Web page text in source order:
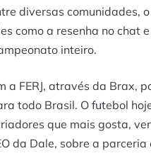
diversas comunidades,
como a resenha no chat
inteiro.
a FERJ, através da Brax,
todo Brasil. O futebol
que mais gosta,
da Dale, sobre a